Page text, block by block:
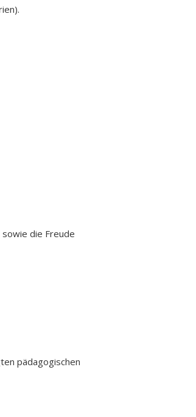
die Freude
pädagogischen